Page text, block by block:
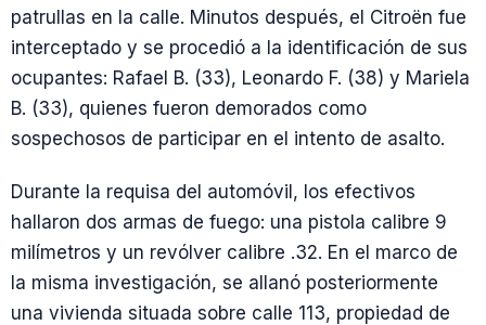
patrullas en la calle. Minutos después, el Citroën fue
interceptado y se procedió a la identificación de sus
ocupantes: Rafael B. (33), Leonardo F. (38) y Mariela
B. (33), quienes fueron demorados como
sospechosos de participar en el intento de asalto.
Durante la requisa del automóvil, los efectivos
hallaron dos armas de fuego: una pistola calibre 9
milímetros y un revólver calibre .32. En el marco de
la misma investigación, se allanó posteriormente
una vivienda situada sobre calle 113, propiedad de